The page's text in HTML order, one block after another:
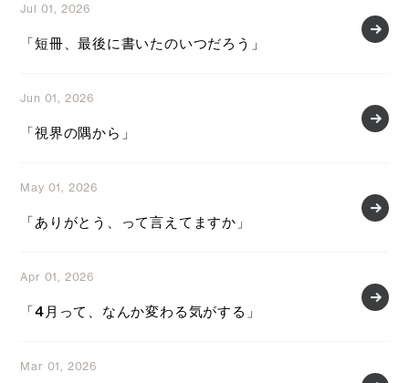
Jul 01, 2026
「短冊、最後に書いたのいつだろう」
Jun 01, 2026
「視界の隅から」
May 01, 2026
「ありがとう、って言えてますか」
Apr 01, 2026
「4月って、なんか変わる気がする」
Mar 01, 2026